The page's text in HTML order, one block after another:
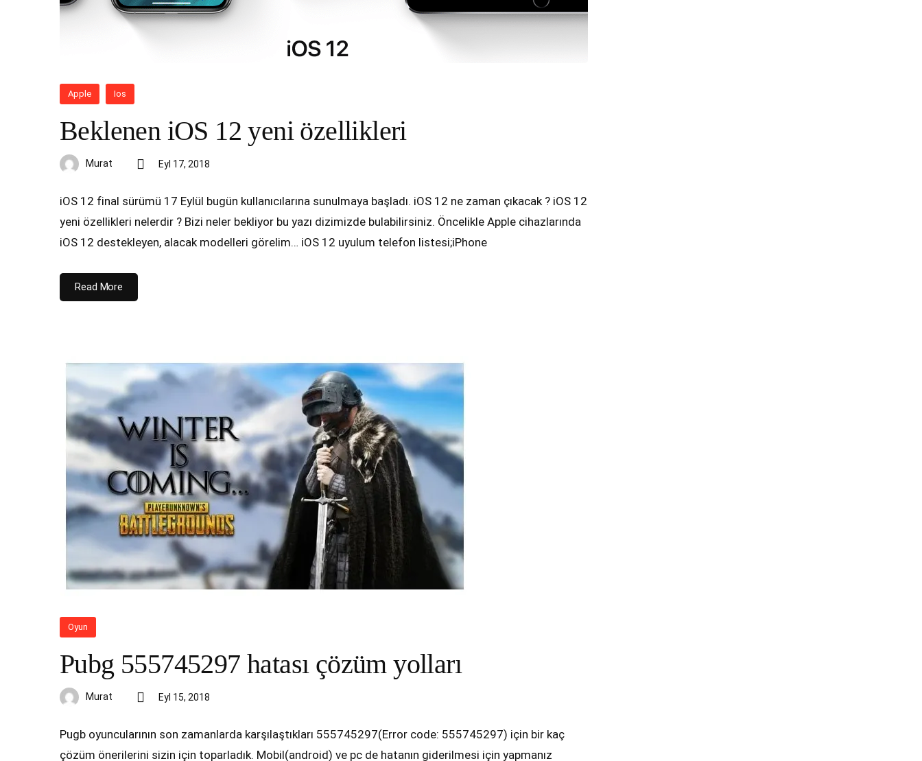
Apple Ios
Beklenen iOS 12 yeni özellikleri
Murat Eyl 17, 2018
iOS 12 final sürümü 17 Eylül bugün kullanıcılarına sunulmaya başladı. iOS 12 ne zaman çıkacak ? iOS 12
yeni özellikleri nelerdir ? Bizi neler bekliyor bu yazı dizimizde bulabilirsiniz. Öncelikle Apple cihazlarında
iOS 12 destekleyen, alacak modelleri görelim… iOS 12 uyulum telefon listesi;iPhone
Read More
Oyun
Pubg 555745297 hatası çözüm yolları
Murat Eyl 15, 2018
Pugb oyuncularının son zamanlarda karşılaştıkları 555745297(Error code: 555745297) için bir kaç
çözüm önerilerini sizin için toparladık. Mobil(android) ve pc de hatanın giderilmesi için yapmanız